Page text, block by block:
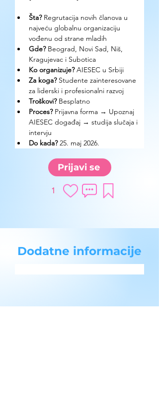
Šta? Regrutacija novih članova u
najveću globalnu organizaciju
vođenu od strane mladih
Gde? Beograd, Novi Sad, Niš,
Kragujevac i Subotica
Ko organizuje? AIESEC u Srbiji
Za koga? Studente zainteresovane
za liderski i profesionalni razvoj
Troškovi? Besplatno
Proces? Prijavna forma → Upoznaj
AIESEC događaj → studija slučaja i
intervju
Do kada? 25. maj 2026.
Prijavi se
1
Dodatne informacije